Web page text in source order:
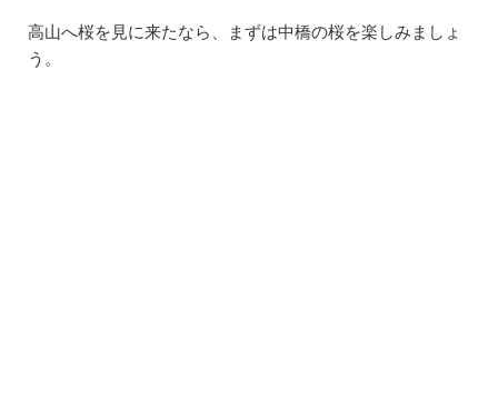
高山へ桜を見に来たなら、まずは中橋の桜を楽しみましょ
う。